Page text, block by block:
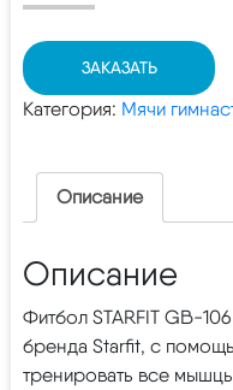
ЗАКАЗАТЬ
Категория: Мячи
Описание
Описание
Фитбол STARFIT GB-
бренда Starfit, с
тренировать все